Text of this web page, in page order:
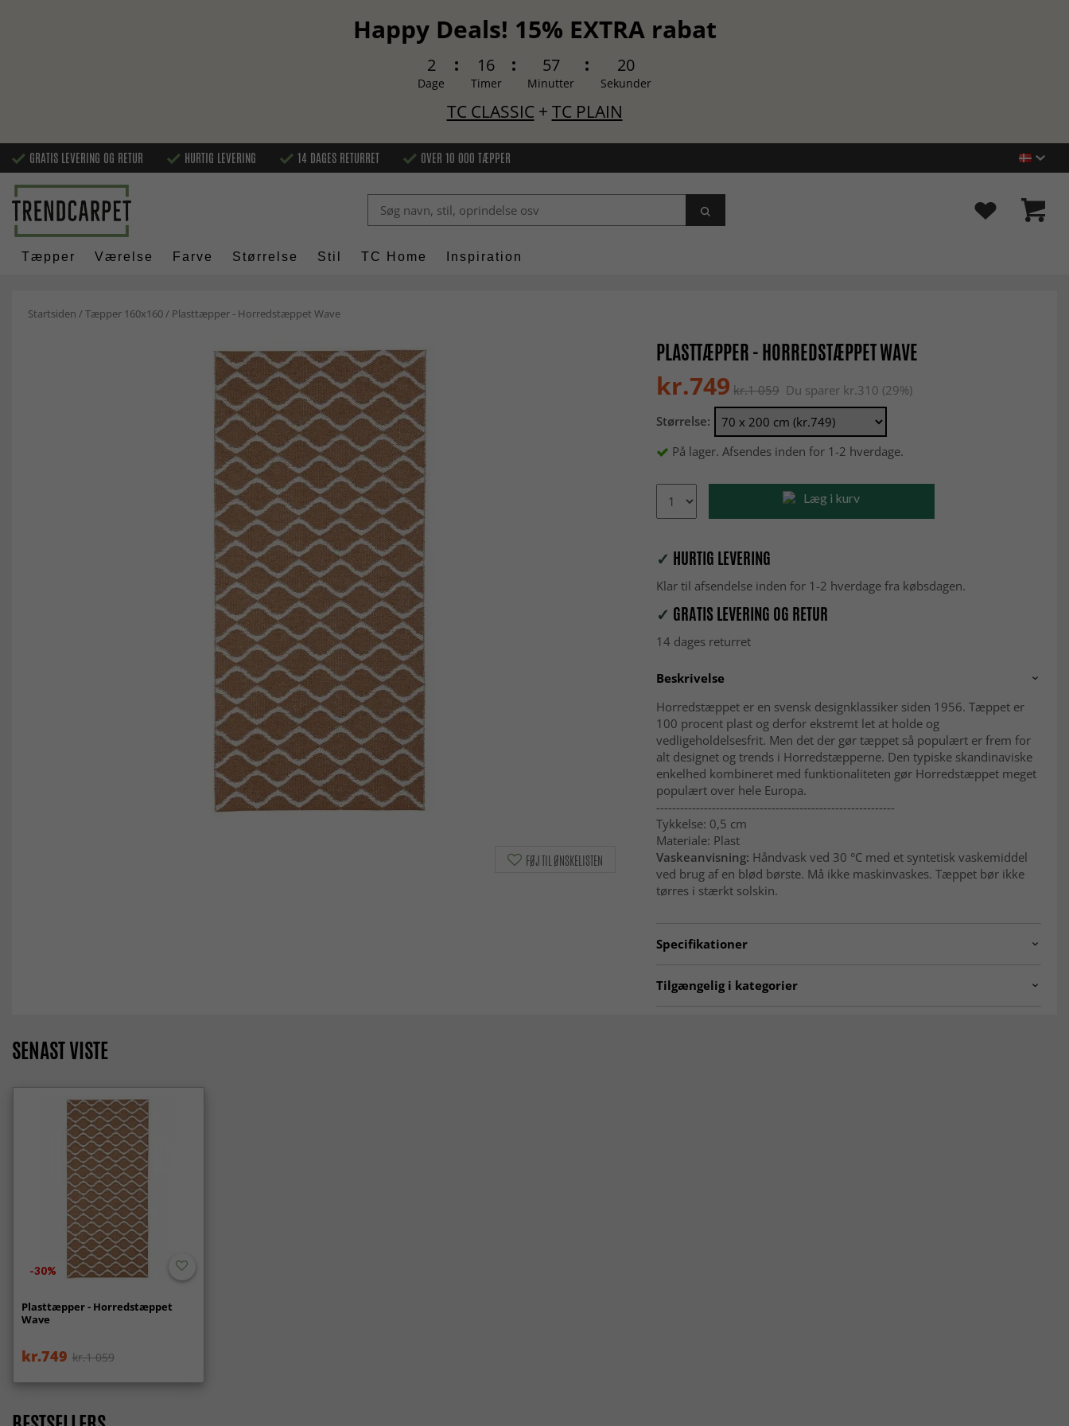
Happy Deals! 15% EXTRA rabat
2
Dage
16
Timer
57
Minutter
19
Sekunder
TC CLASSIC+ TC PLAIN
GRATIS LEVERING OG RETUR HURTIG LEVERING 14 DAGES RETURRET OVER 10 000 TÆPPER
Tæpper Værelse Farve Størrelse Stil TC Home Inspiration
Startsiden /Tæpper 160x160/ Plasttæpper - Horredstæppet Wave
PLASTTÆPPER - HORREDSTÆPPET WAVE
kr.749 kr.1 059Du sparer kr.310 (29%)
Størrelse:
På lager. Afsendes inden for 1-2 hverdage.
Læg i kurv
✓ HURTIG LEVERING
Klar til afsendelse inden for 1-2 hverdage fra købsdagen.
✓ GRATIS LEVERING OG RETUR
14 dages returret
Beskrivelse
Horredstæppet er en svensk designklassiker siden 1956. Tæppet er
100 procent plast og derfor ekstremt let at holde og
vedligeholdelsesfrit. Men det der gør tæppet så populært er frem for
alt designet og trends i Horredstæpperne. Den typiske skandinaviske
enkelhed kombineret med funktionaliteten gør Horredstæppet meget
populært over hele Europa.
------------------------------------------------------------
Tykkelse: 0,5 cm
Materiale: Plast
Vaskeanvisning: Håndvask ved 30 °C med et syntetisk vaskemiddel
ved brug af en blød børste. Må ikke maskinvaskes. Tæppet bør ikke
tørres i stærkt solskin.
Specifikationer
Tilgængelig i kategorier
FØJ TIL ØNSKELISTEN
SENAST VISTE
-30%
Plasttæpper - Horredstæppet
Wave
kr.749 kr.1 059